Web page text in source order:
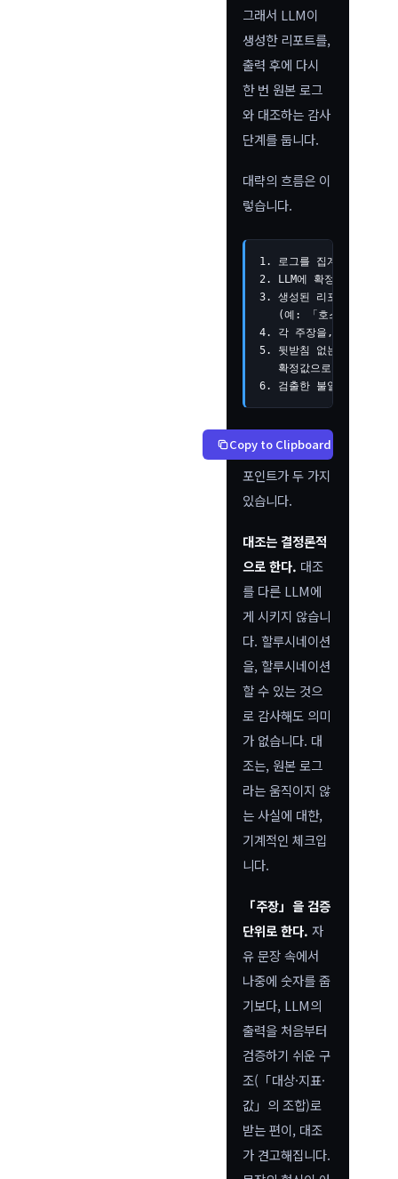
그래서 LLM이
생성한 리포트를,
출력 후에 다시
한 번 원본 로그
와 대조하는 감사
단계를 둡니다.
대략의 흐름은 이
렇습니다.
1. 로그를 집계해 「확
2. LLM에 확정값을 넘겨
3. 생성된 리포트에서 정
(예: 「호스트 A에서
4. 각 주장을, 원본 로그
5. 뒷받침 없는 주장·모순
확정값으로 치환 or 리
6. 검출한 불일치는 기록
Copy to Clipboard
포인트가 두 가지
있습니다.
대조는 결정론적
으로 한다. 대조
를 다른 LLM에
게 시키지 않습니
다. 할루시네이션
을, 할루시네이션
할 수 있는 것으
로 감사해도 의미
가 없습니다. 대
조는, 원본 로그
라는 움직이지 않
는 사실에 대한,
기계적인 체크입
니다.
「주장」을 검증
단위로 한다. 자
유 문장 속에서
나중에 숫자를 줍
기보다, LLM의
출력을 처음부터
검증하기 쉬운 구
조(「대상·지표·
값」의 조합)로
받는 편이, 대조
가 견고해집니다.